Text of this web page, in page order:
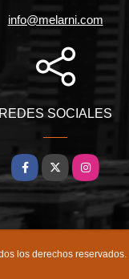
info@melarni.com
SOCIALES
Facebook
X Instagram
los derechos reservados.